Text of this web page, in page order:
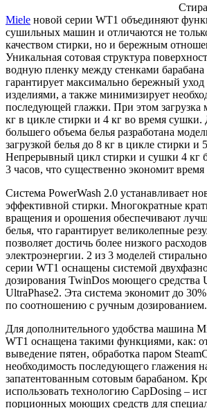
Miele новой серии WT1 объединяют
сушильных машин и отличаются не
качеством стирки, но и бережным
Уникальная сотовая структура
водную пленку между стенками
гарантирует максимально бережный уход
изделиями, а также минимизирует
последующей глажки. При этом загрузка
кг в цикле стирки и 4 кг во время
большего объема белья разработана
загрузкой белья до 8 кг в цикле стирки и
Непрерывный цикл стирки и сушки 4 кг
3 часов, что существенно экономит время
Система PowerWash 2.0 устанавливает
эффективной стирки. Многократные
вращения и орошения обеспечивают
белья, что гарантирует великолепные
позволяет достичь более низкого
электроэнергии. 2 из 3 моделей
серии WT1 оснащены системой
дозирования TwinDos моющего средства
UltraPhase2. Эта система экономит до
по соотношению с ручным дозированием.
Для дополнительного удобства машина
WT1 оснащена такими функциями, как:
выведение пятен, обработка паром
необходимость последующего глажения
запатентованным сотовым барабаном.
использовать технологию CapDosing –
порционных моющих средств для